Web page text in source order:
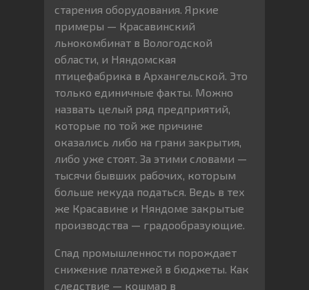
старения оборудования. Яркие
примеры — Красавинский
льнокомбинат в Вологодской
области, и Няндомская
птицефабрика в Архангельской. Это
только единичные факты. Можно
назвать целый ряд предприятий,
которые по той же причине
оказались либо на грани закрытия,
либо уже стоят. За этими словами —
тысячи бывших рабочих, которым
больше некуда податься. Ведь в тех
же Красавине и Няндоме закрытые
производства — градообразующие.
Спад промышленности порождает
снижение платежей в бюджеты. Как
следствие — кошмар в